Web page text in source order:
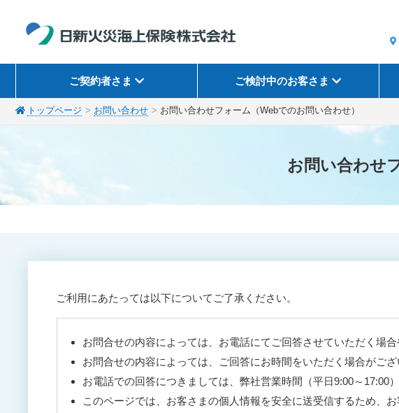
ご契約者さま ご検討中のお客さま
トップページ お問い合わせ お問い合わせフォーム（Webでのお問い合わせ）
お問い合わせ
ご利用にあたっては以下についてご了承ください。
お問合せの内容によっては、お電話にてご回答させていただく場
お問合せの内容によっては、ご回答にお時間をいただく場合がござ
お電話での回答につきましては、弊社営業時間（平日9:00～17:00
このページでは、お客さまの個人情報を安全に送受信するため、